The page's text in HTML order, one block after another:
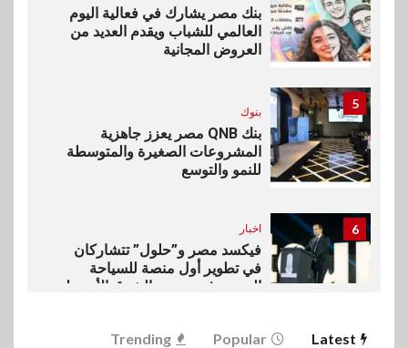
بنك مصر يشارك في فعالية اليوم
العالمي للشباب ويقدم العديد من
العروض المجانية
5
بنوك
بنك QNB مصر يعزز جاهزية
المشروعات الصغيرة والمتوسطة
للنمو والتوسع
6 اخبار
فيكسد مصر و”حلول” تتشاركان
في تطوير أول منصة للسياحة
الصحية في مصر والشرق الأوسط
Latest
Popular
Trending